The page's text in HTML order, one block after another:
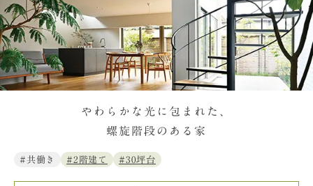
やわらかな光に包まれた、
螺旋階段のある家
#共働き #2階建て #30坪台